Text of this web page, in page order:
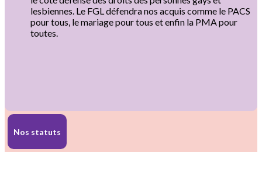
lesbiennes. Le FGL défendra nos acquis comme le PACS
pour tous, le mariage pour tous et enfin la PMA pour
toutes.
Nos statuts